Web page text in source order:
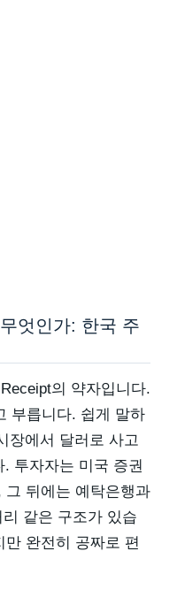
엇인가: 한국 주
의 약자입니다.
부릅니다. 쉽게 말하
장에서 달러로 사고
투자자는 미국 증권
그 뒤에는 예탁은행과
같은 구조가 있습
만 완전히 공짜로 편